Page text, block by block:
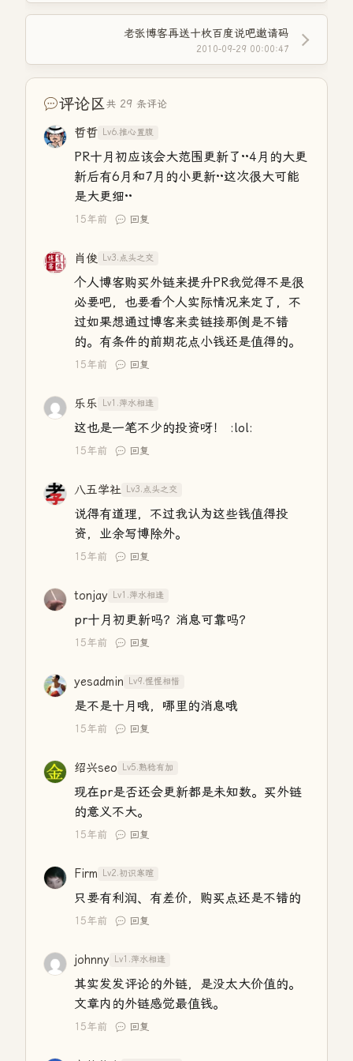
老张博客再送十枚百度说吧邀请码
2010-09-29 00:00:47
评论区共 29 条评论
哲哲 Lv6.推心置腹
PR十月初应该会大范围更新了··4月的大更
新后有6月和7月的小更新··这次很大可能
是大更细··
15年前 回复
肖俊 Lv3.点头之交
个人博客购买外链来提升PR我觉得不是很
必要吧，也要看个人实际情况来定了，不
过如果想通过博客来卖链接那倒是不错
的。有条件的前期花点小钱还是值得的。
15年前 回复
乐乐 Lv1.萍水相逢
这也是一笔不少的投资呀！ :lol:
15年前 回复
八五学社 Lv3.点头之交
说得有道理，不过我认为这些钱值得投
资，业余写博除外。
15年前 回复
tonjay Lv1.萍水相逢
pr十月初更新吗？消息可靠吗？
15年前 回复
yesadmin Lv9.惺惺相惜
是不是十月哦，哪里的消息哦
15年前 回复
绍兴seo Lv5.熟稔有加
现在pr是否还会更新都是未知数。买外链
的意义不大。
15年前 回复
Firm Lv2.初识寒暄
只要有利润、有差价，购买点还是不错的
15年前 回复
johnny Lv1.萍水相逢
其实发发评论的外链，是没太大价值的。
文章内的外链感觉最值钱。
15年前 回复